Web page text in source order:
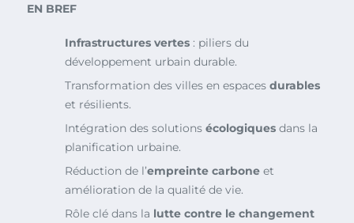
EN BREF
Infrastructures vertes : piliers du
développement urbain durable.
Transformation des villes en espaces durables
et résilients.
Intégration des solutions écologiques dans la
planification urbaine.
Réduction de l’empreinte carbone et
amélioration de la qualité de vie.
Rôle clé dans la lutte contre le changement